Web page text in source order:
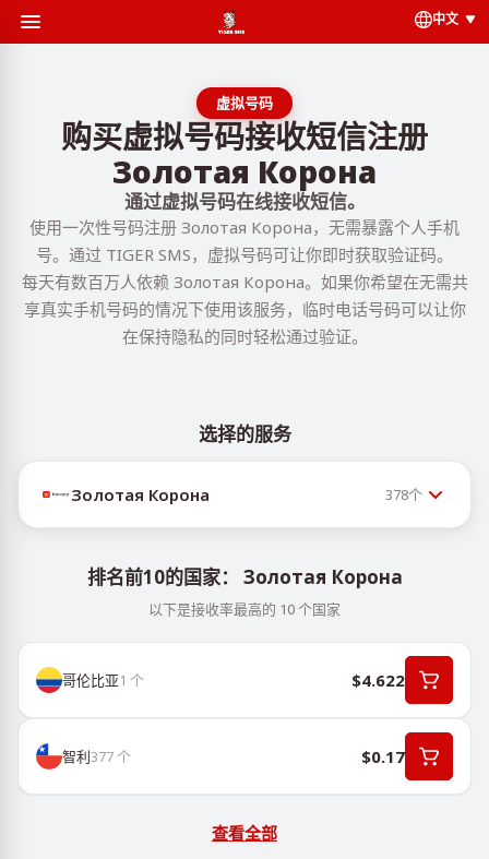
中文
虚拟号码
购买虚拟号码接收短信注册
Золотая Корона
通过虚拟号码在线接收短信。
使用一次性号码注册 Золотая Корона，无需暴露个人手机
号。通过 TIGER SMS，虚拟号码可让你即时获取验证码。
每天有数百万人依赖 Золотая Корона。如果你希望在无需共
享真实手机号码的情况下使用该服务，临时电话号码可以让你
在保持隐私的同时轻松通过验证。
选择的服务
Золотая Корона 378个
排名前10的国家： Золотая Корона
以下是接收率最高的 10 个国家
哥伦比亚1 个 $4.622
智利377个 $0.17
查看全部